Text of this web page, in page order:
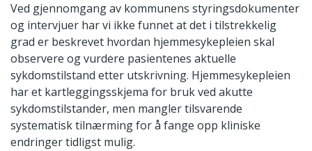
Ved gjennomgang av kommunens styringsdokumenter
og intervjuer har vi ikke funnet at det i tilstrekkelig
grad er beskrevet hvordan hjemmesykepleien skal
observere og vurdere pasientenes aktuelle
sykdomstilstand etter utskrivning. Hjemmesykepleien
har et kartleggingsskjema for bruk ved akutte
sykdomstilstander, men mangler tilsvarende
systematisk tilnærming for å fange opp kliniske
endringer tidligst mulig.